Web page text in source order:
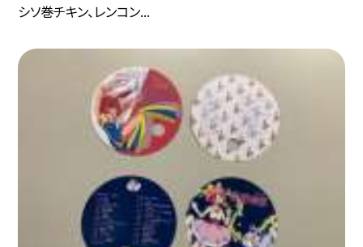
シソ巻チキン、レンコン...